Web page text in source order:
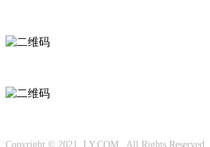
Copyright © 2021 LY.COM All Rights Reserved